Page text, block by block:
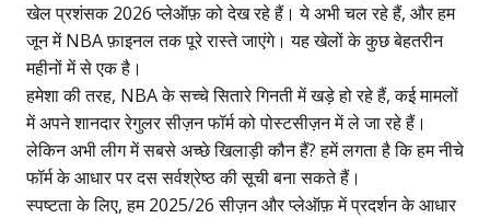
खेल प्रशंसक2026 प्लेऑफ़ को देख रहे हैं। ये अभी चल रहे हैं, और हम
जून में NBA फ़ाइनल तक पूरे रास्ते जाएंगे। यह खेलों के कुछ बेहतरीन
महीनों में से एक है।
हमेशा की तरह, NBA के सच्चे सितारे गिनती में खड़े हो रहे हैं, कई मामलों
में अपने शानदार रेगुलर सीज़न फॉर्म को पोस्टसीज़न में ले जा रहे हैं।
लेकिन अभी लीग में सबसे अच्छे खिलाड़ी कौन हैं? हमें लगता है कि हम नीचे
फॉर्म के आधार पर दस सर्वश्रेष्ठ की सूची बना सकते हैं।
स्पष्टता के लिए, हम 2025/26 सीज़न और प्लेऑफ़ में प्रदर्शन के आधार